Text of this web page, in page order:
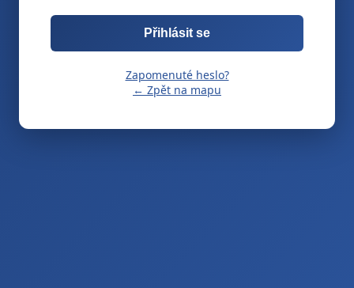
Přihlásit se
Zapomenuté heslo?
← Zpět na mapu